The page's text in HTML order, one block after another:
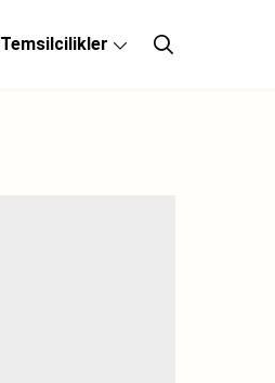
Temsilcilikler